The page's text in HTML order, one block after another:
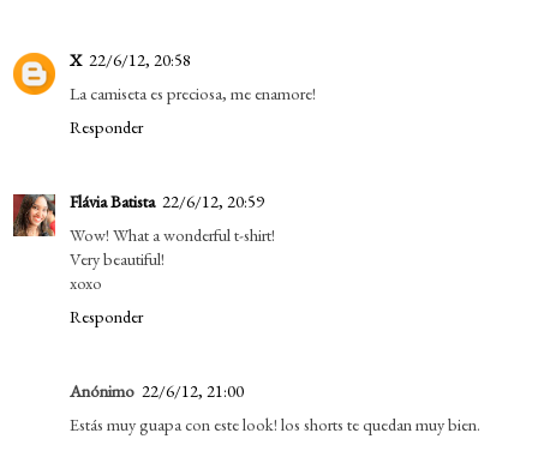
X 22/6/12, 20:58
La camiseta es preciosa, me enamore!
Responder
Flávia Batista 22/6/12, 20:59
Wow! What a wonderful t-shirt!
Very beautiful!
xoxo
Responder
Anónimo 22/6/12, 21:00
Estás muy guapa con este look! los shorts te quedan muy bien.